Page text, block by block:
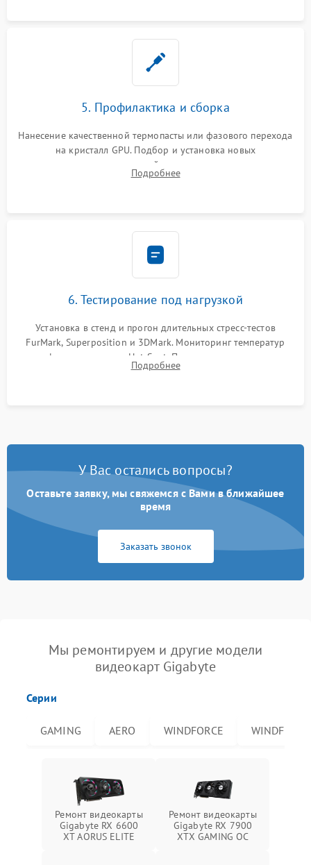
5. Профилактика и сборка
Нанесение качественной термопасты или фазового перехода
на кристалл GPU. Подбор и установка новых
термопрокладок правильной толщины на память и цепи
питания. Монтаж радиатора и бэкплейта, подключение и
Подробнее
6. Тестирование под нагрузкой
Установка в стенд и прогон длительных стресс-тестов
FurMark, Superposition и 3DMark. Мониторинг температур
графического чипа и Hot Spot. Проверка на отсутствие
артефактов изображения, вылетов драйвера и зависаний.
Подробнее
У Вас остались вопросы?
Оставьте заявку, мы свяжемся с Вами в ближайшее
время
Заказать звонок
Мы ремонтируем и другие модели
видеокарт Gigabyte
Серии
GAMING AERO WINDFORCE
Ремонт видеокарты
Gigabyte RX 6600
XT AORUS ELITE
Ремонт видеокарты
Gigabyte RX 7900
XTX GAMING OC